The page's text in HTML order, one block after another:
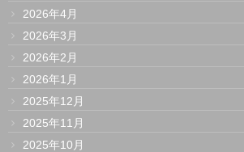
2026年4月
2026年3月
2026年2月
2026年1月
2025年12月
2025年11月
2025年10月